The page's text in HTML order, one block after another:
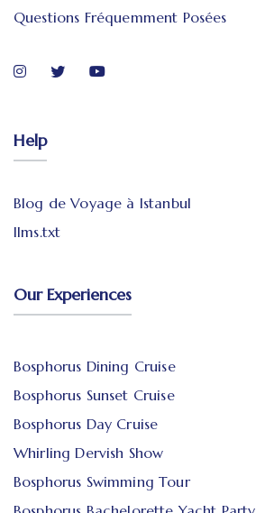
Questions Fréquemment Posées
Help
Blog de Voyage à Istanbul
llms.txt
Our Experiences
Bosphorus Dining Cruise
Bosphorus Sunset Cruise
Bosphorus Day Cruise
Whirling Dervish Show
Bosphorus Swimming Tour